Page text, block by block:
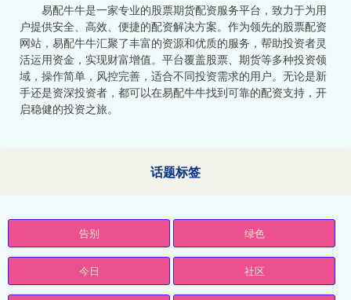
易配牛牛是一家专业的股票期货配资服务平台，致力于为用
户提供安全、高效、便捷的配资解决方案。作为领先的股票配资
网站，易配牛牛汇聚了丰富的资源和优质的服务，帮助投资者灵
活运用资金，实现财富增值。平台覆盖股票、期货等多种投资领
域，操作简单，风控完善，适合不同投资需求的用户。无论是新
手还是资深投资者，都可以在易配牛牛找到可靠的配资支持，开
启稳健的投资之旅。
话题标签
告别 绿色
今日 社区